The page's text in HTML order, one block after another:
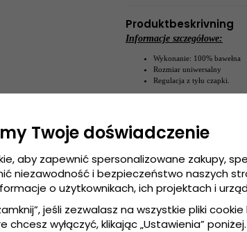
Produktbeskrivning
Informacje szczegółowe:
Wykonanie: 100% bawełna
Rozmiar uniwersalny
Regulacja z tyłu czapki
Twoje doświadczenie
aby zapewnić spersonalizowane zakupy,
niezawodność i bezpieczeństwo naszych
o użytkownikach, ich projektach i
jeśli zezwalasz na wszystkie pliki
chcesz wyłączyć, klikając „Ustawienia” poniżej.